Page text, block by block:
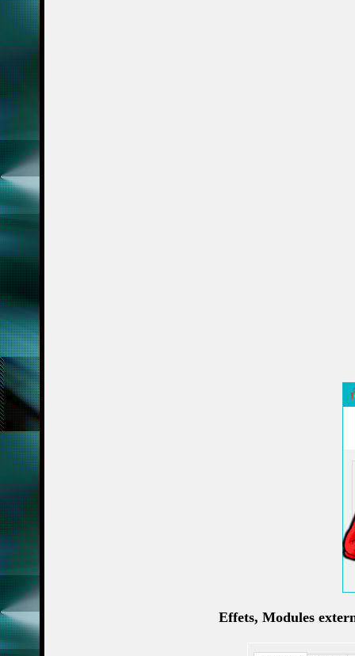
Effets, Modules